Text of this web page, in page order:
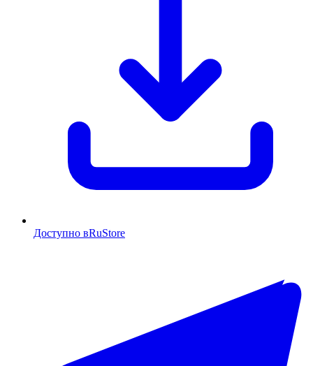
Доступно вRuStore